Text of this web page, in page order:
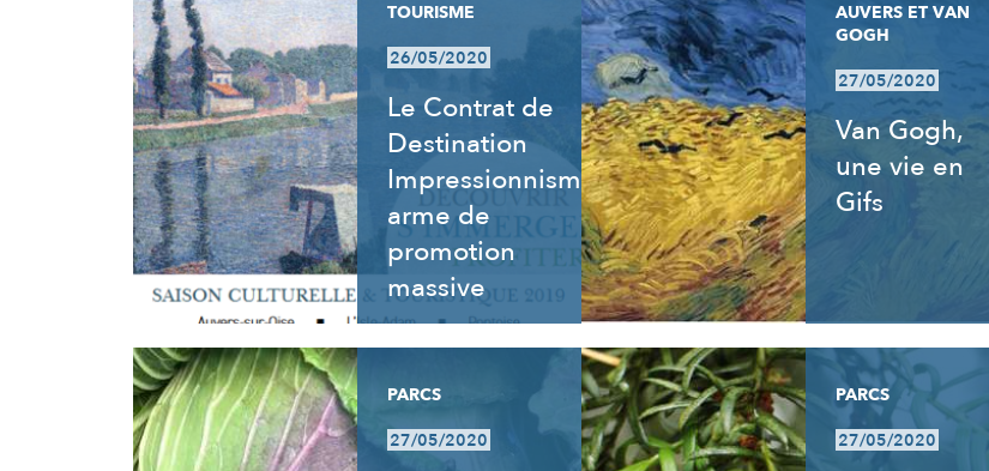
TOURISME
26/05/2020
Le Contrat de
Destination
Impressionnisme,
arme de
promotion
massive
AUVERS ET VAN
GOGH
27/05/2020
Van Gogh,
une vie en
Gifs
PARCS
27/05/2020
PARCS
27/05/2020